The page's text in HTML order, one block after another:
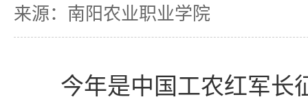
来源：南阳农业职业学院
今年是中国工农红军长